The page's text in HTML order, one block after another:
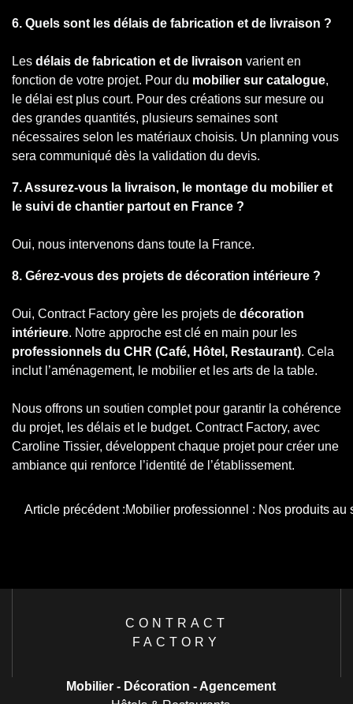
6. Quels sont les délais de fabrication et de livraison ?
Les délais de fabrication et de livraison varient en
fonction de votre projet. Pour du mobilier sur catalogue,
le délai est plus court. Pour des créations sur mesure ou
des grandes quantités, plusieurs semaines sont
nécessaires selon les matériaux choisis. Un planning vous
sera communiqué dès la validation du devis.
7. Assurez-vous la livraison, le montage du mobilier et
le suivi de chantier partout en France ?
Oui, nous intervenons dans toute la France.
8. Gérez-vous des projets de décoration intérieure ?
Oui, Contract Factory gère les projets de décoration
intérieure. Notre approche est clé en main pour les
professionnels du CHR (Café, Hôtel, Restaurant). Cela
inclut l’aménagement, le mobilier et les arts de la table.
Nous offrons un soutien complet pour garantir la cohérence
du projet, les délais et le budget. Contract Factory, avec
Caroline Tissier, développent chaque projet pour créer une
ambiance qui renforce l’identité de l’établissement.
Navigation
Article précédent :Mobilier professionnel : Nos produits au
CONTRACT
FACTORY
Mobilier - Décoration - Agencement